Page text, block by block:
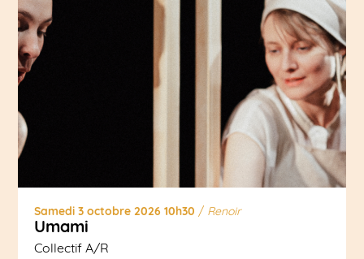
Samedi 3 octobre 2026 10h30 / Renoir
Umami
Collectif A/R